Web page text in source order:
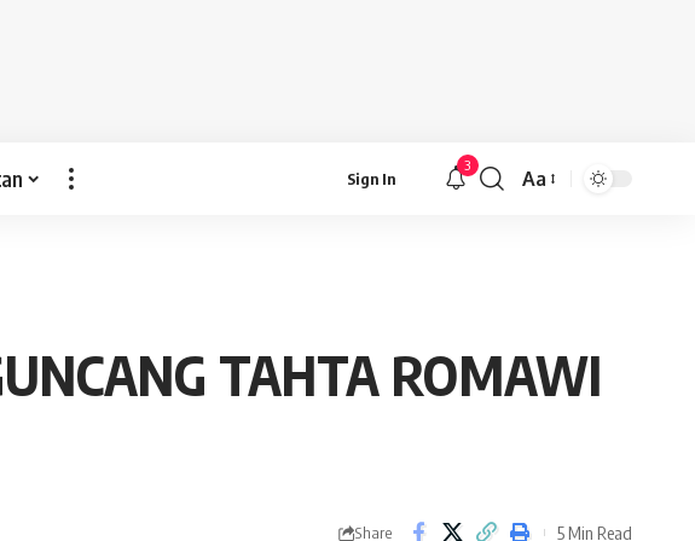
Sign In
3
Font
Aa
TAHTA ROMAWI
Share 5 Min Read